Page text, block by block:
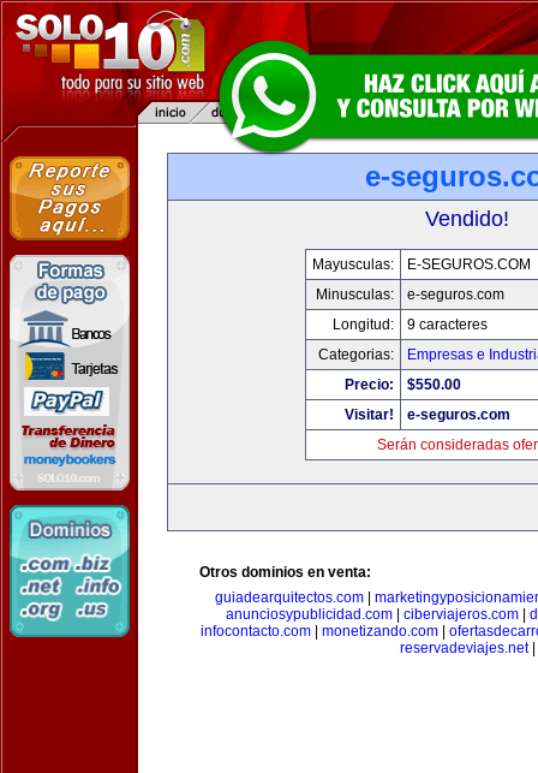
e-
Vendido!
Mayusculas:
E-SEGUROS.COM
Minusculas:
e-seguros.com
Longitud:
9 caracteres
Categorias:
Empresas e
Precio:
$550.00
Visitar!
e-seguros.com
Serán consideradas
Otros dominios en venta:
guiadearquitectos.com
anunciosypublicidad.com| ciberviajeros.com|
infocontacto.com
monetizando.com
reservadeviajes.net|